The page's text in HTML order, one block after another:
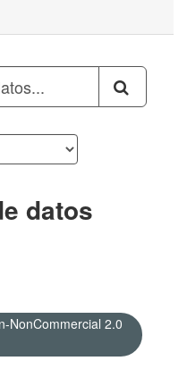
datos
NonCommercial 2.0